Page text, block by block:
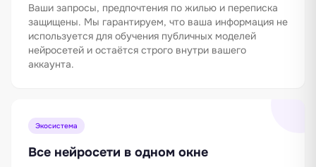
Ваши запросы, предпочтения по жилью и переписка
защищены. Мы гарантируем, что ваша информация не
используется для обучения публичных моделей
нейросетей и остаётся строго внутри вашего
аккаунта.
Экосистема
Все нейросети в одном окне